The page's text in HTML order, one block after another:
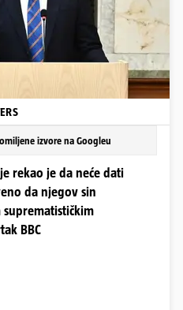
izvore na Googleu
rekao je da neće dati
da njegov sin
BBC